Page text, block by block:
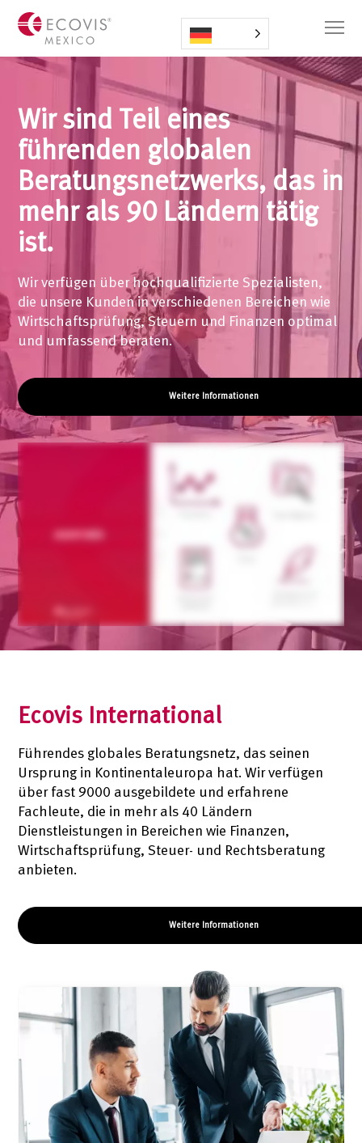
Wir sind Teil eines
führenden globalen
Beratungsnetzwerks, das in
mehr als 90 Ländern tätig
ist.
Wir verfügen über hochqualifizierte Spezialisten,
die unsere Kunden in verschiedenen Bereichen wie
Wirtschaftsprüfung, Steuern und Finanzen optimal
und umfassend beraten.
Weitere Informationen
Ecovis International
Führendes globales Beratungsnetz, das seinen
Ursprung in Kontinentaleuropa hat. Wir verfügen
über fast 9000 ausgebildete und erfahrene
Fachleute, die in mehr als 40 Ländern
Dienstleistungen in Bereichen wie Finanzen,
Wirtschaftsprüfung, Steuer- und Rechtsberatung
anbieten.
Weitere Informationen